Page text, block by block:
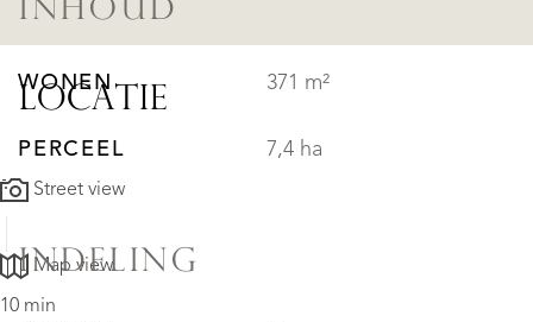
INHOUD
WONEN 371 m²
PERCEEL 7,4 ha
INDELING
LOCATIE
Street view
Map view
10 min